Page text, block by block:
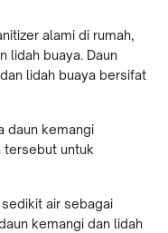
alami di rumah,
lidah buaya. Daun
lidah buaya bersifat
daun kemangi
tersebut untuk
air sebagai
kemangi dan lidah